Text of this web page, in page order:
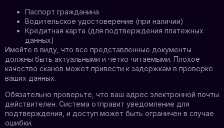
Паспорт гражданина
Водительское удостоверение (при наличии)
Кредитная карта (для подтверждения платежных
данных)
Имейте в виду, что все представленные документы
должны быть актуальными и четко читаемыми. Плохое
качество сканов может привести к задержкам в проверке
ваших данных.
Обязательно проверьте, что ваш адрес электронной почты
действителен. Система отправит уведомление для
подтверждения, и доступ может быть ограничен в случае
ошибки.